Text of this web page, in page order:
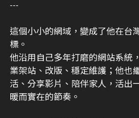
---
這個小小的網域，變成了他在台
標。
他沿用自己多年打磨的網站系統
業架站、改版、穩定維護；他也
活、分享影片、陪伴家人，活出
暖而實在的節奏。